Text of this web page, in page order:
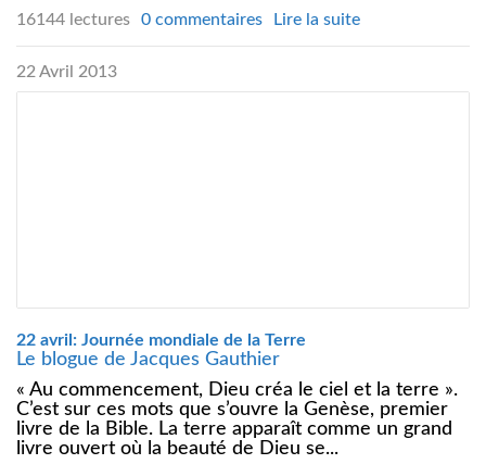
16144 lectures 0 commentaires Lire la suite
22 Avril 2013
22 avril: Journée mondiale de la Terre
Le blogue de Jacques Gauthier
« Au commencement, Dieu créa le ciel et la terre ».
C’est sur ces mots que s’ouvre la Genèse, premier
livre de la Bible. La terre apparaît comme un grand
livre ouvert où la beauté de Dieu se...